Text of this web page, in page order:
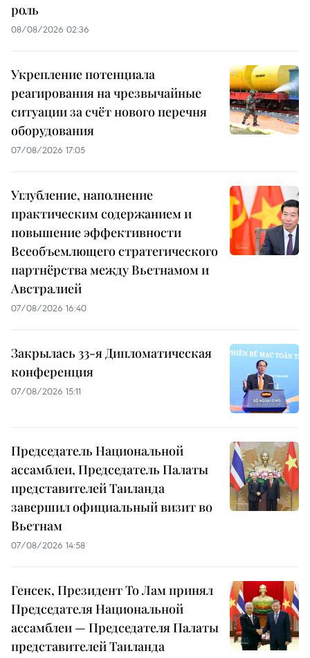
роль
08/08/2026 02:36
Укрепление потенциала
реагирования на чрезвычайные
ситуации за счёт нового перечня
оборудования
07/08/2026 17:05
Углубление, наполнение
практическим содержанием и
повышение эффективности
Всеобъемлющего стратегического
партнёрства между Вьетнамом и
Австралией
07/08/2026 16:40
Закрылась 33-я Дипломатическая
конференция
07/08/2026 15:11
Председатель Национальной
ассамблеи, Председатель Палаты
представителей Таиланда
завершил официальный визит во
Вьетнам
07/08/2026 14:58
Генсек, Президент То Лам принял
Председателя Национальной
ассамблеи — Председателя Палаты
представителей Таиланда